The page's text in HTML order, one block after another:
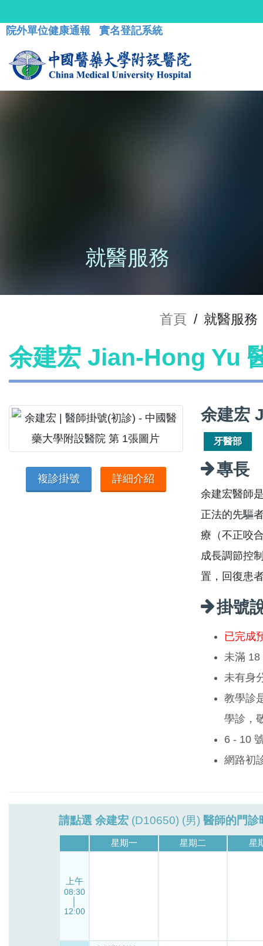
院外單位健康通報 實名登記系統
就醫服務
首頁 / 就醫服務
余建宏 Jian-Hong Yu
複診掛號 詳細介紹
余建宏
牙醫部
專長
余建宏醫師
正法的先驅
療（不正咬
成長調節控
置，回復患
掛號
已完成
未滿 18
未有身
教學診
學診，
6 - 10
網路初